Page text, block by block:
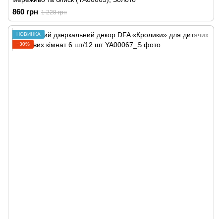
860 грн 1 228 грн
НОВИНКА
−30%